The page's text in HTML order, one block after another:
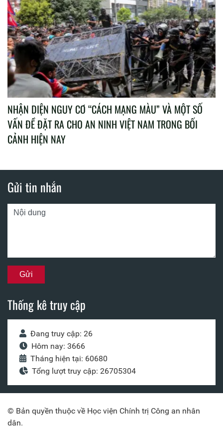
NHẬN DIỆN NGUY CƠ “CÁCH MẠNG MÀU” VÀ MỘT SỐ
VẤN ĐỀ ĐẶT RA CHO AN NINH VIỆT NAM TRONG BỐI
CẢNH HIỆN NAY
Gửi tin nhắn
Thống kê truy cập
Đang truy cập: 26
Hôm nay: 3666
Tháng hiện tại: 60680
Tổng lượt truy cập: 26705304
© Bản quyền thuộc về Học viện Chính trị Công an nhân
dân.